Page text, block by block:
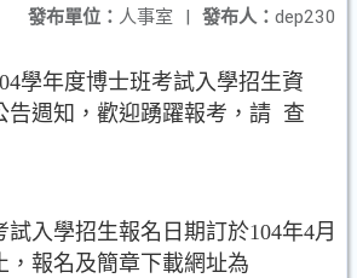
發布人： dep230
發布單位： 人事室 |
學年度博士班考試入學招生資
告週知，歡迎踴躍報考，請 查
入學招生報名日期訂於104年4月
，報名及簡章下載網址為